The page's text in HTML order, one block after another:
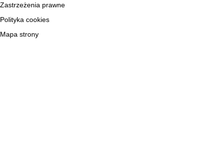
Zastrzeżenia prawne
Polityka cookies
Mapa strony